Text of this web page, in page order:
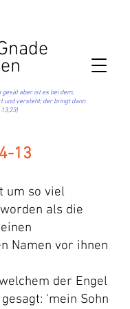
aber ist es bei dem,
und versteht; der bringt dann
13
um so viel
als die
Namen vor ihnen
der Engel
'mein Sohn